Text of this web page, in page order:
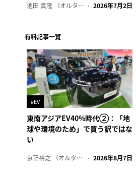
池田 真隆 （オルタナ輪番編集長） 2026年7月2日
有料記事一覧
#EV
東南アジアEV40%時代②：「地
球や環境のため」で買う訳ではな
い
京正裕之 （オルタナ副編集長） 2026年8月7日